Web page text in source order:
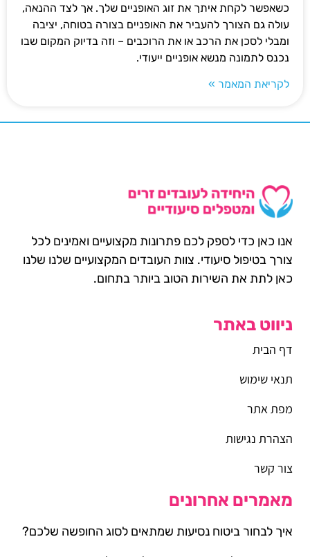
כשאפשר לקחת איתך את זוג האופניים שלך. אך לצד ההנאה,
עולה גם הצורך להעביר את האופניים בצורה בטוחה, יציבה
ומבלי לסכן את הרכב או את הרוכבים – וזה בדיוק המקום שבו
נכנס לתמונה מנשא אופניים ייעודי.
לקריאת המאמר »
אנו כאן כדי לספק לכם פתרונות מקצועיים ואמינים לכל
צורך בטיפול סיעודי. צוות העובדים המקצועיים שלנו שלנו
כאן לתת את השירות הטוב ביותר בתחום.
ניווט באתר
דף הבית
תנאי שימוש
מפת אתר
הצהרת נגישות
צור קשר
מאמרים אחרונים
איך לבחור ביטוח נסיעות שמתאים לסוג החופשה שלכם?